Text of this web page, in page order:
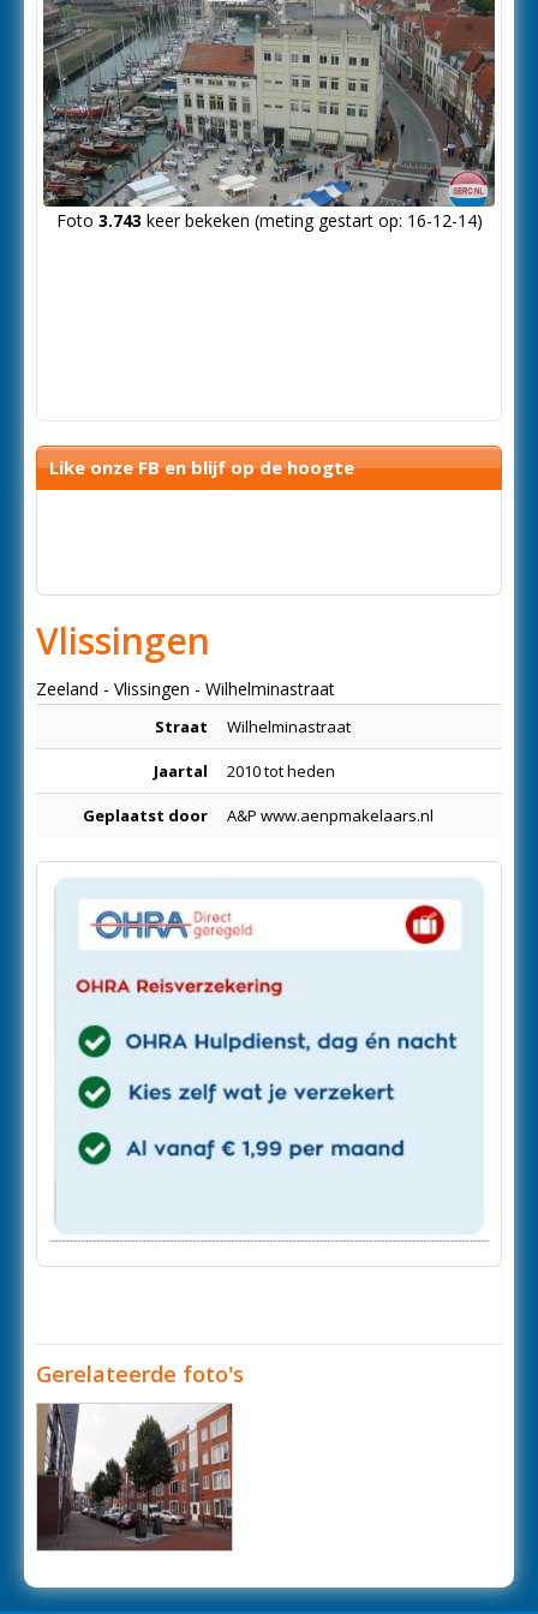
Foto 3.743 keer bekeken (meting gestart op: 16-12-14)
Like onze FB en blijf op de hoogte
Vlissingen
Zeeland - Vlissingen - Wilhelminastraat
Straat Wilhelminastraat
Jaartal 2010 tot heden
Geplaatst door A&P www.aenpmakelaars.nl
Gerelateerde foto's